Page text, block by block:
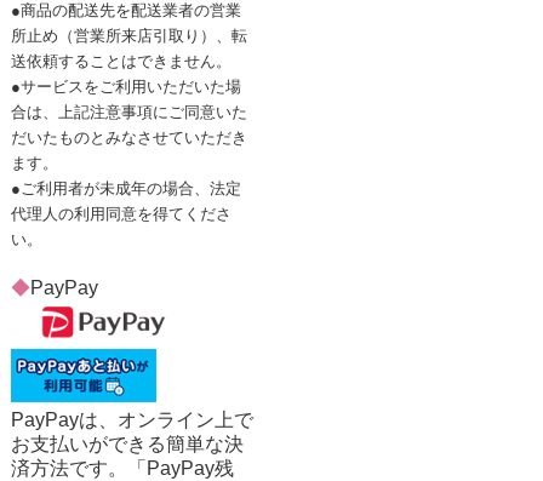
●商品の配送先を配送業者の営業
所止め（営業所来店引取り）、転
送依頼することはできません。
●サービスをご利用いただいた場
合は、上記注意事項にご同意いた
だいたものとみなさせていただき
ます。
●ご利用者が未成年の場合、法定
代理人の利用同意を得てくださ
い。
◆PayPay
PayPayは、オンライン上で
お支払いができる簡単な決
済方法です。「PayPay残